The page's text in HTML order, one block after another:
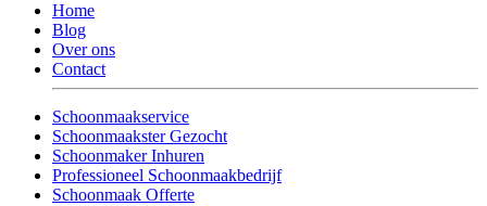
Home
Blog
Over ons
Contact
Schoonmaakservice
Schoonmaakster Gezocht
Schoonmaker Inhuren
Professioneel Schoonmaakbedrijf
Schoonmaak Offerte